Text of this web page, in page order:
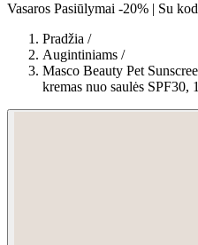
Vasaros Pasiūlymai -20% | Su
Pradžia /
Augintiniams /
Masco Beauty Pet
kremas nuo saulės SPF30,